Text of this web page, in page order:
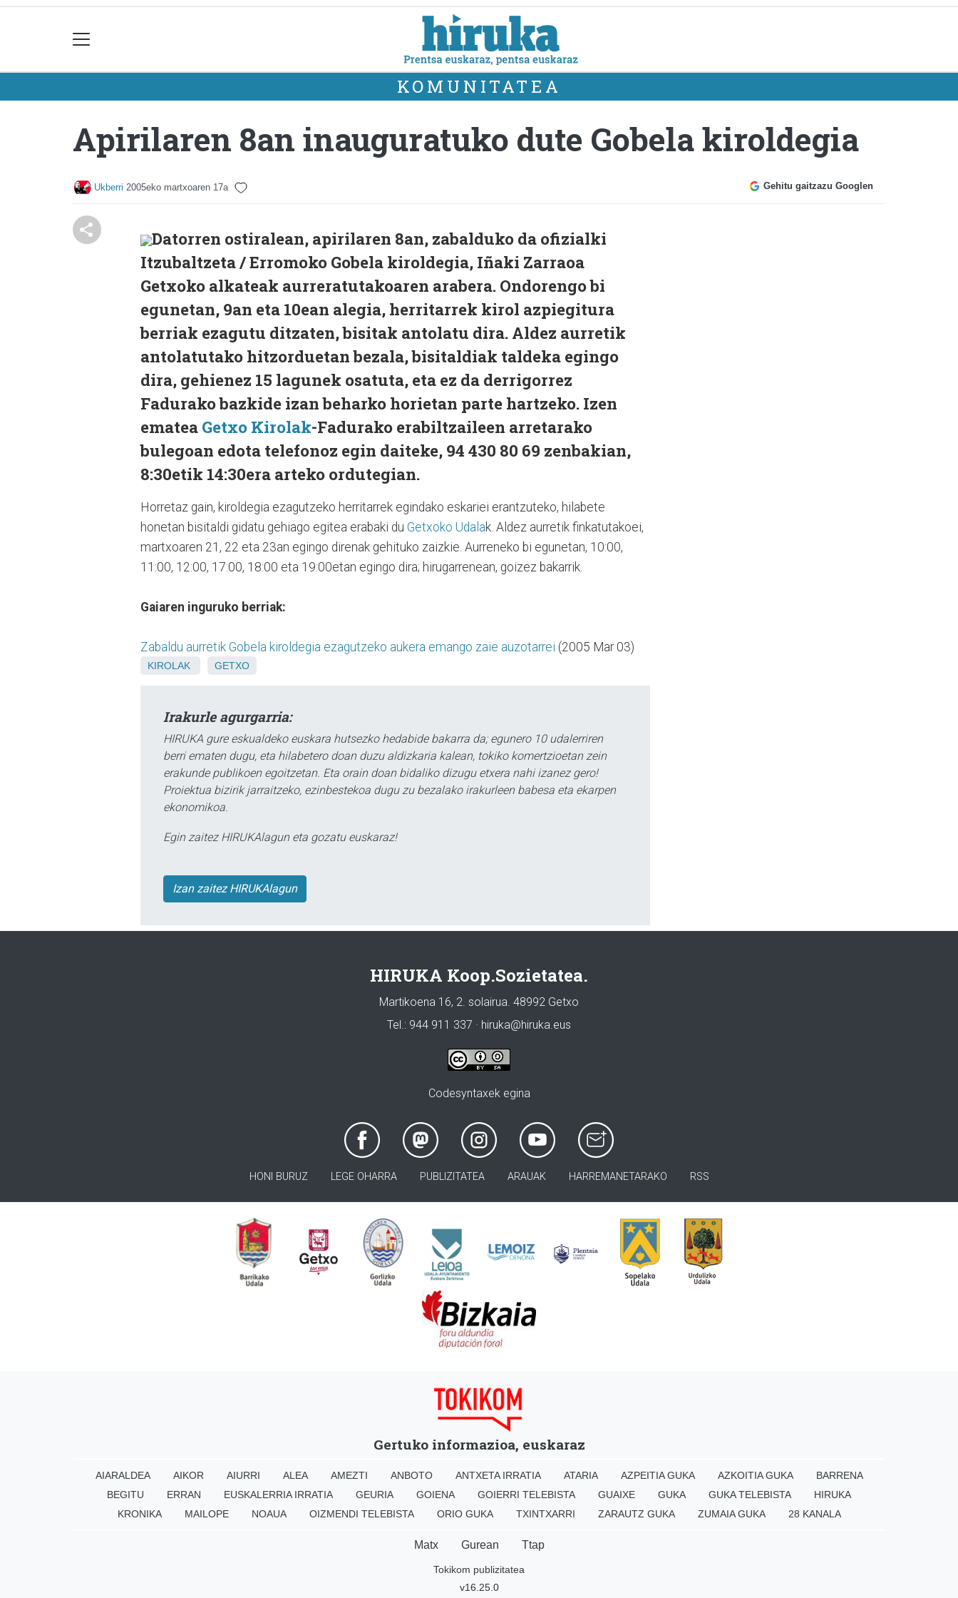
KOMUNITATEA
Apirilaren 8an inauguratuko dute Gobela kiroldegia
Ukberri 2005eko martxoaren 17a Gehitu gaitzazu Googlen
Datorren ostiralean, apirilaren 8an, zabalduko da ofizialki
Itzubaltzeta / Erromoko Gobela kiroldegia, Iñaki Zarraoa
Getxoko alkateak aurreratutakoaren arabera. Ondorengo bi
egunetan, 9an eta 10ean alegia, herritarrek kirol azpiegitura
berriak ezagutu ditzaten, bisitak antolatu dira. Aldez aurretik
antolatutako hitzorduetan bezala, bisitaldiak taldeka egingo
dira, gehienez 15 lagunek osatuta, eta ez da derrigorrez
Fadurako bazkide izan beharko horietan parte hartzeko. Izen
ematea Getxo Kirolak-Fadurako erabiltzaileen arretarako
bulegoan edota telefonoz egin daiteke, 94 430 80 69 zenbakian,
8:30etik 14:30era arteko ordutegian.
Horretaz gain, kiroldegia ezagutzeko herritarrek egindako eskariei erantzuteko, hilabete
honetan bisitaldi gidatu gehiago egitea erabaki du Getxoko Udalak. Aldez aurretik finkatutakoei,
martxoaren 21, 22 eta 23an egingo direnak gehituko zaizkie. Aurreneko bi egunetan, 10:00,
11:00, 12:00, 17:00, 18:00 eta 19:00etan egingo dira; hirugarrenean, goizez bakarrik.
Gaiaren inguruko berriak:
Zabaldu aurretik Gobela kiroldegia ezagutzeko aukera emango zaie auzotarrei (2005 Mar 03)
KIROLAK GETXO
Irakurle agurgarria:
HIRUKA gure eskualdeko euskara hutsezko hedabide bakarra da; egunero 10 udalerriren
berri ematen dugu, eta hilabetero doan duzu aldizkaria kalean, tokiko komertzioetan zein
erakunde publikoen egoitzetan. Eta orain doan bidaliko dizugu etxera nahi izanez gero!
Proiektua bizirik jarraitzeko, ezinbestekoa dugu zu bezalako irakurleen babesa eta ekarpen
ekonomikoa.
Egin zaitez HIRUKAlagun eta gozatu euskaraz!
Izan zaitez HIRUKAlagun
HIRUKA Koop.Sozietatea.
Martikoena 16, 2. solairua. 48992 Getxo
Tel.: 944 911 337 · hiruka@hiruka.eus
Codesyntaxek egina
HONI BURUZ LEGE OHARRA PUBLIZITATEA ARAUAK HARREMANETARAKO RSS
Gertuko informazioa, euskaraz
AIARALDEA AIKOR AIURRI ALEA AMEZTI ANBOTO ANTXETA IRRATIA ATARIA AZPEITIA GUKA AZKOITIA GUKA
BARRENA
BEGITU
ERRAN EUSKALERRIA IRRATIA GEURIA GOIENA GOIERRI TELEBISTA GUAIXE GUKA GUKA TELEBISTA
HIRUKA
KRONIKA
MAILOPE NOAUA OIZMENDI TELEBISTA ORIO GUKA TXINTXARRI ZARAUTZ GUKA ZUMAIA GUKA 28 KANALA
Matx Gurean Ttap
Tokikom publizitatea
v16.25.0